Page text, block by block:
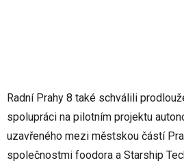
Radní Prahy 8 také schválili
spolupráci na pilotním projektu
uzavřeného mezi městskou částí
společnostmi foodora a Starship